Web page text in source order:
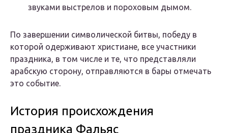
звуками выстрелов и пороховым дымом.
По завершении символической битвы, победу в
которой одерживают христиане, все участники
праздника, в том числе и те, что представляли
арабскую сторону, отправляются в бары отмечать
это событие.
История происхождения
праздника Фальяс